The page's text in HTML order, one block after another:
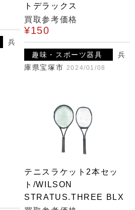
兵
トデラックス
買取参考価格
¥150
趣味・スポーツ器具
兵
庫県宝塚市 2024/01/08
テニスラケット2本セッ
ト/WILSON
STRATUS.THREE BLX